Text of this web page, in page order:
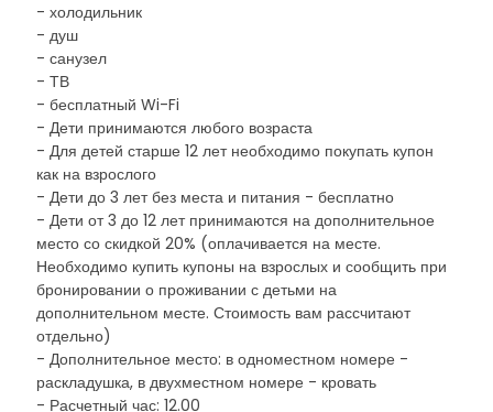
- холодильник
- душ
- санузел
- ТВ
- бесплатный Wi-Fi
- Дети принимаются любого возраста
- Для детей старше 12 лет необходимо покупать купон
как на взрослого
- Дети до 3 лет без места и питания - бесплатно
- Дети от 3 до 12 лет принимаются на дополнительное
место со скидкой 20% (оплачивается на месте.
Необходимо купить купоны на взрослых и сообщить при
бронировании о проживании с детьми на
дополнительном месте. Стоимость вам рассчитают
отдельно)
- Дополнительное место: в одноместном номере -
раскладушка, в двухместном номере - кровать
- Расчетный час: 12.00